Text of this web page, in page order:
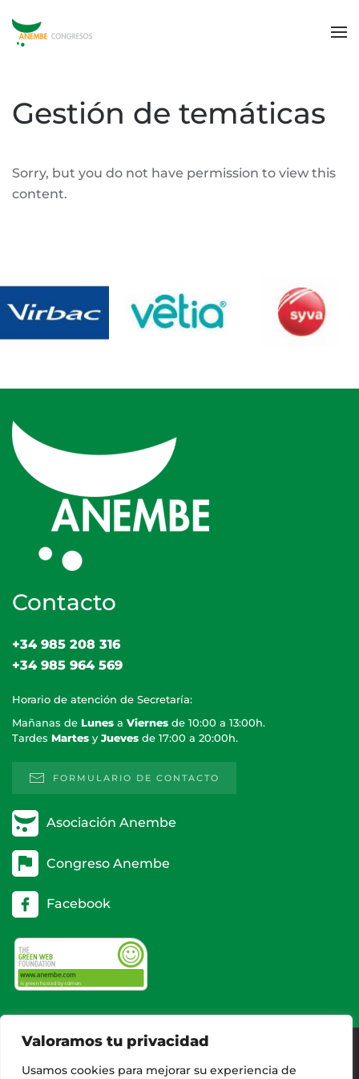
Valoramos tu privacidad
Usamos cookies para mejorar su experiencia de
Gestión de temáticas
Sorry, but you do not have permission to view this
content.
Contacto
+34 985 208 316
+34 985 964 569
Horario de atención de Secretaría:
Mañanas de Lunes a Viernes de 10:00 a 13:00h.
Tardes Martes y Jueves de 17:00 a 20:00h.
FORMULARIO DE CONTACTO
Asociación Anembe
Congreso Anembe
Facebook
AVISO LEGAL